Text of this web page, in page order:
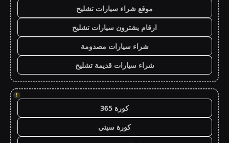
موقع شراء سيارات تشليح
ارقام يشترون سيارات تشليح
شراء سيارات مصدومة
شراء سيارات قديمة تشليح
!
كورة 365
كورة سيتي